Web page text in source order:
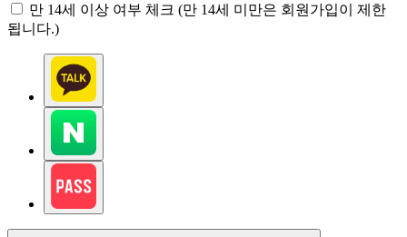
만 14세 이상 여부 체크 (만 14세 미만은 회원가입이 제한
됩니다.)